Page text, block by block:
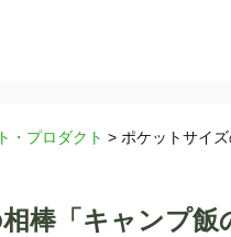
・プロダクト > ポケットサイ
棒「キャンプ飯